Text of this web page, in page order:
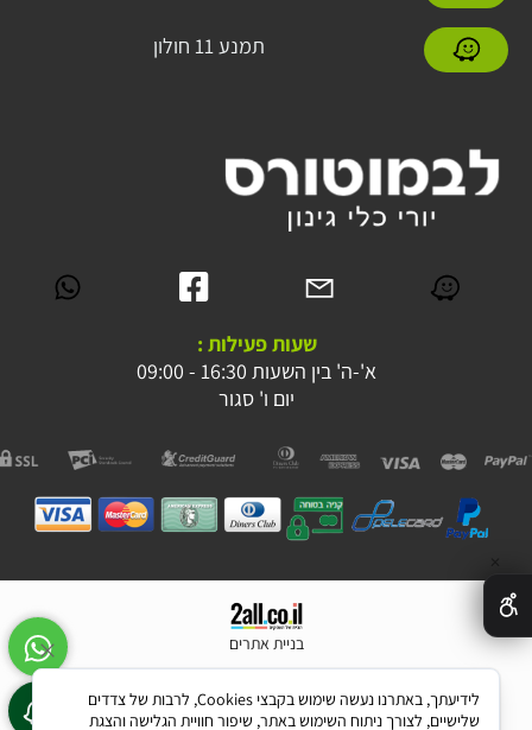
תמנע 11 חולון
שעות פעילות :
א'-ה' בין השעות 16:30 - 09:00
יום ו' סגור
בניית אתרים
לידיעתך, באתרנו נעשה שימוש בקבצי Cookies, לרבות של צדדים
שלישיים, לצורך ניתוח השימוש באתר, שיפור חוויית הגלישה והצגת